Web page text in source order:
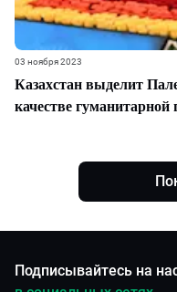
Казахстан выделит
качестве
03 ноября 2023
Подписывайтесь на